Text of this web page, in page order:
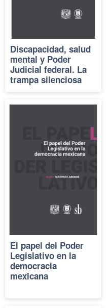
Discapacidad, salud
mental y Poder
Judicial federal. La
trampa silenciosa
El papel del Poder
Legislativo en la
democracia
mexicana